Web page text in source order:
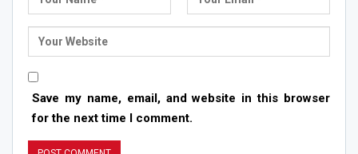
Save my name, email, and website in this browser
for the next time I comment.